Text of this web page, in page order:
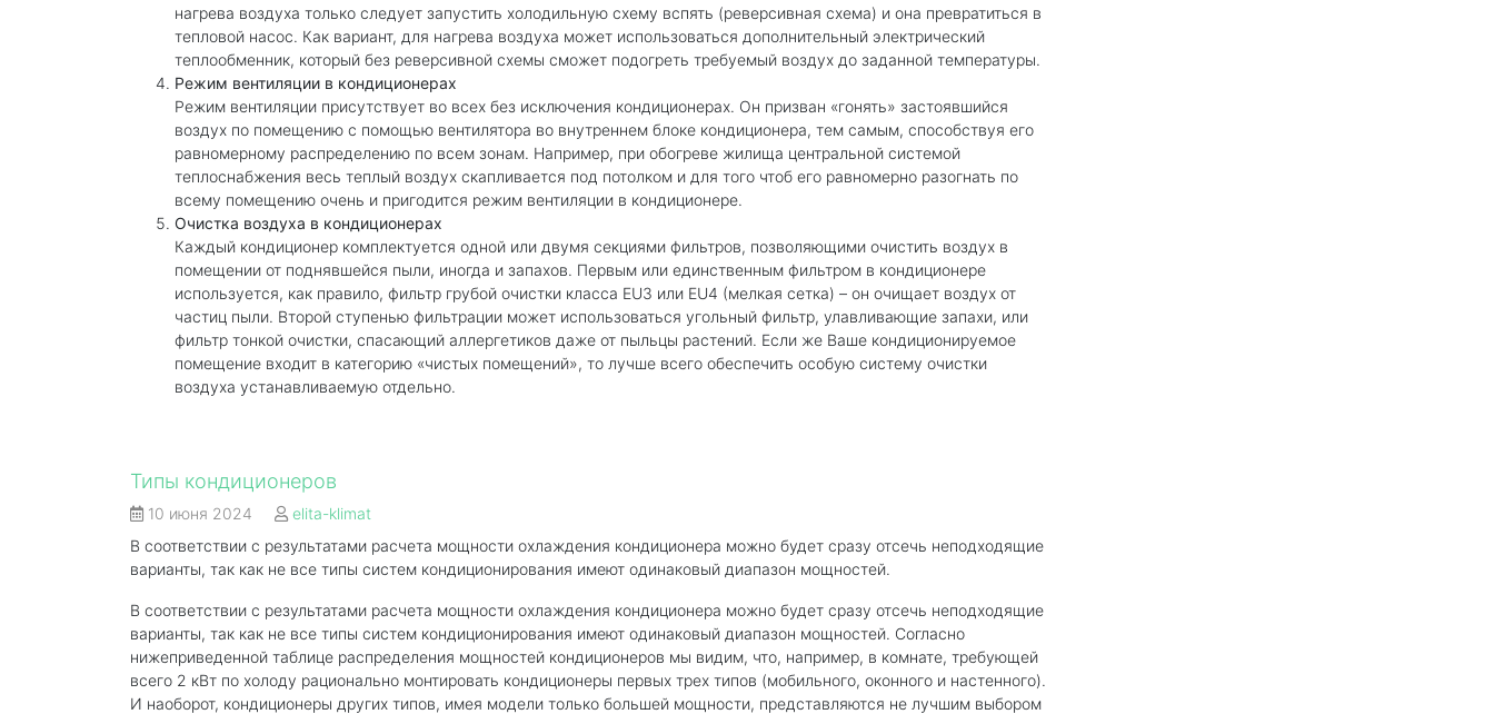
нагрева воздуха только следует запустить холодильную схему вспять (реверсивная схема) и она превратиться в
тепловой насос. Как вариант, для нагрева воздуха может использоваться дополнительный электрический
теплообменник, который без реверсивной схемы сможет подогреть требуемый воздух до заданной температуры.
Режим вентиляции в кондиционерах
Режим вентиляции присутствует во всех без исключения кондиционерах. Он призван «гонять» застоявшийся
воздух по помещению с помощью вентилятора во внутреннем блоке кондиционера, тем самым, способствуя его
равномерному распределению по всем зонам. Например, при обогреве жилища центральной системой
теплоснабжения весь теплый воздух скапливается под потолком и для того чтоб его равномерно разогнать по
всему помещению очень и пригодится режим вентиляции в кондиционере.
Очистка воздуха в кондиционерах
Каждый кондиционер комплектуется одной или двумя секциями фильтров, позволяющими очистить воздух в
помещении от поднявшейся пыли, иногда и запахов. Первым или единственным фильтром в кондиционере
используется, как правило, фильтр грубой очистки класса EU3 или EU4 (мелкая сетка) – он очищает воздух от
частиц пыли. Второй ступенью фильтрации может использоваться угольный фильтр, улавливающие запахи, или
фильтр тонкой очистки, спасающий аллергетиков даже от пыльцы растений. Если же Ваше кондиционируемое
помещение входит в категорию «чистых помещений», то лучше всего обеспечить особую систему очистки
воздуха устанавливаемую отдельно.
Типы кондиционеров
10 июня 2024
elita-klimat
В соответствии с результатами расчета мощности охлаждения кондиционера можно будет сразу отсечь неподходящие
варианты, так как не все типы систем кондиционирования имеют одинаковый диапазон мощностей.
В соответствии с результатами расчета мощности охлаждения кондиционера можно будет сразу отсечь неподходящие
варианты, так как не все типы систем кондиционирования имеют одинаковый диапазон мощностей. Согласно
нижеприведенной таблице распределения мощностей кондиционеров мы видим, что, например, в комнате, требующей
всего 2 кВт по холоду рационально монтировать кондиционеры первых трех типов (мобильного, оконного и настенного).
И наоборот, кондиционеры других типов, имея модели только большей мощности, представляются не лучшим выбором